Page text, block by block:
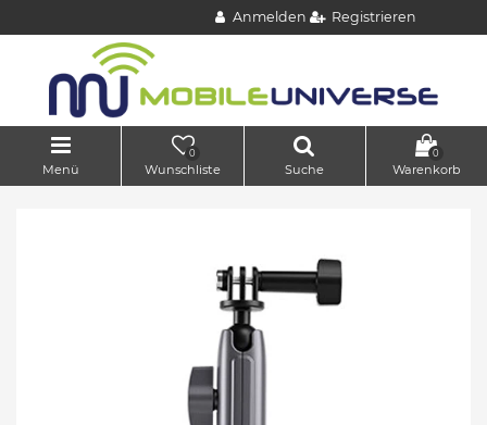
Anmelden Registrieren
Menü
0
Wunschliste Suche
0
Warenkorb